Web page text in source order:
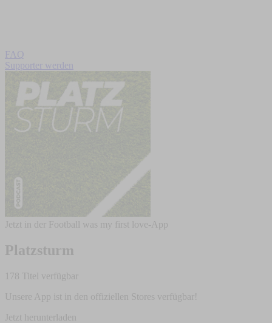
FAQ
Supporter werden
Jetzt in der Football was my first love-App
Platzsturm
178 Titel verfügbar
Unsere App ist in den offiziellen Stores verfügbar!
Jetzt herunterladen